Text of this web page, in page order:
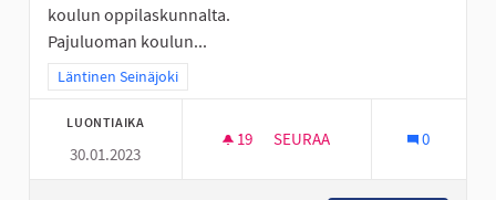
koulun oppilaskunnalta.
Pajuluoman koulun...
Rajaa tulokset teeman mukaan: Läntinen Seinäjoki
Läntinen Seinäjoki
LUONTIAIKA
30.01.2023
19 19 SEURAAJAA
SEURAA 0